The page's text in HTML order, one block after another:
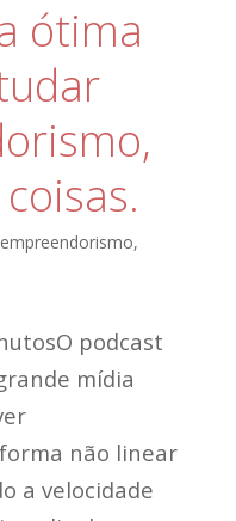
ótima
empreendorismo,
podcast
mídia
não linear
a velocidade